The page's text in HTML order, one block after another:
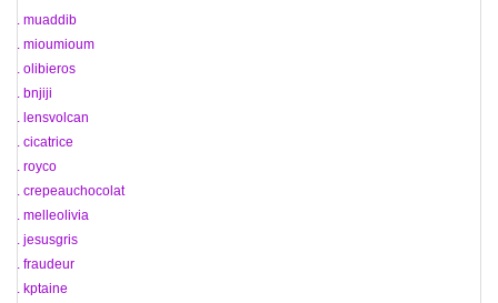
44. muaddib
45. mioumioum
46. olibieros
47. bnjiji
48. lensvolcan
49. cicatrice
50. royco
51. crepeauchocolat
52. melleolivia
53. jesusgris
54. fraudeur
55. kptaine